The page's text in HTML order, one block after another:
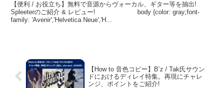
【便利 / お役立ち】無料で音源からヴォーカル、ギター等を抽出!
Spleeterのご紹介 & レビュー! body {color: gray;font-
family: 'Avenir','Helvetica Neue','H...
【How to 音色コピー】B’z / Tak氏サウン
ドにおけるディレイ特集。再現にチャレ
ンジ、ポイントをご紹介!